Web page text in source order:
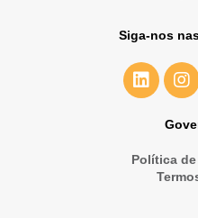
Siga-nos
Política